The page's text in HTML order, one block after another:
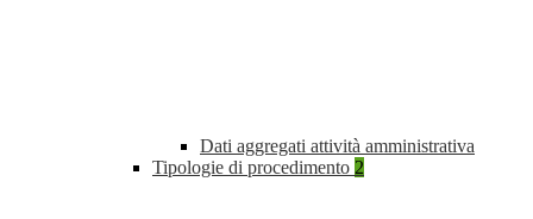
Dati aggregati attività amministrativa
Tipologie di procedimento 2